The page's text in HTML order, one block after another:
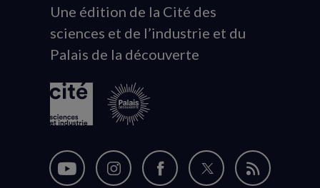
Animation
du
logo
Une édition de la Cité des
sciences et de l’industrie et du
Palais de la découverte
Nous
Nous
Nous
Nous
Flux